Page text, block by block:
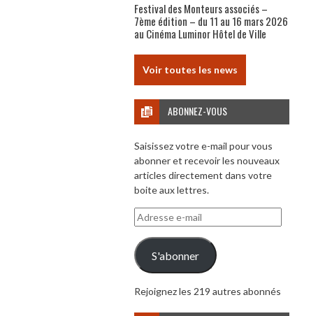
Festival des Monteurs associés –
7ème édition – du 11 au 16 mars 2026
au Cinéma Luminor Hôtel de Ville
Voir toutes les news
ABONNEZ-VOUS
Saisissez votre e-mail pour vous
abonner et recevoir les nouveaux
articles directement dans votre
boite aux lettres.
Adresse
e-
mail
S'abonner
Rejoignez les 219 autres abonnés